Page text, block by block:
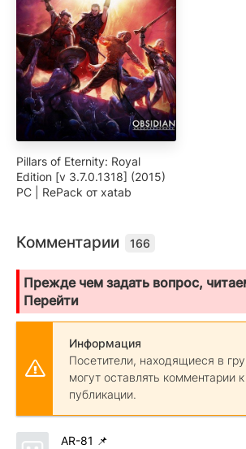
Pillars of Eternity: Royal
Edition [v 3.7.0.1318] (2015)
PC | RePack от xatab
Комментарии 166
Прежде чем задать вопрос,
Перейти
Информация
Посетители, находящиеся в
могут оставлять комментарии
публикации.
AR-81 📌